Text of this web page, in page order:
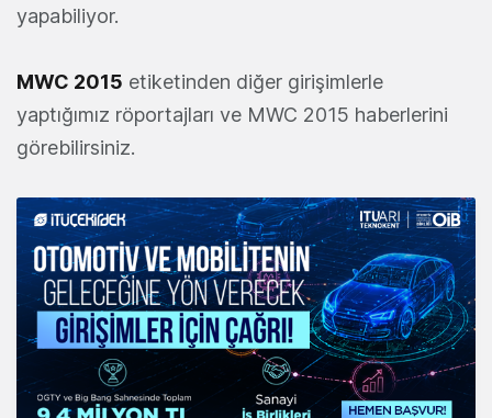
yapabiliyor.
MWC 2015 etiketinden diğer girişimlerle
yaptığımız röportajları ve MWC 2015 haberlerini
görebilirsiniz.